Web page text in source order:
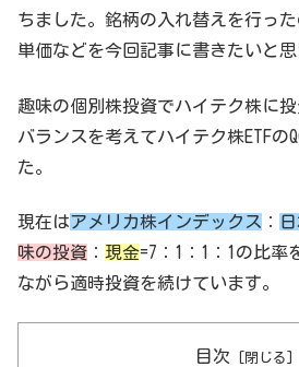
ちました。銘柄の入れ替えを行っ
単価などを今回記事に書きたいと思
趣味の個別株投資でハイテク株に投
バランスを考えてハイテク株ETFの
た。
現在はアメリカ株インデックス ：
味の投資 ： 現金=7：1：1：1の比率
ながら適時投資を続けています。
目次